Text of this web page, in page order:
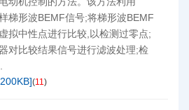
梯形波BEMF信号;将梯形波BEMF
拟中性点进行比较,以检测过零点;
对比较结果信号进行滤波处理;检
200KB](11)